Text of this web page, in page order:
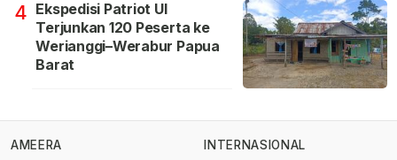
4 Ekspedisi Patriot UI
Terjunkan 120 Peserta ke
Werianggi–Werabur Papua
Barat
AMEERA
INTERNASIONAL